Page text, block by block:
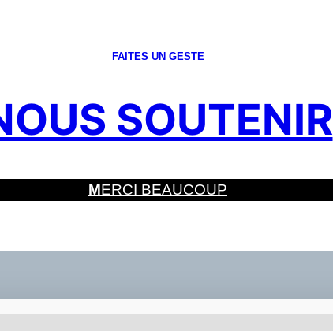
FAITES UN GESTE
SOUTENIR
MERCI BEAUCOUP